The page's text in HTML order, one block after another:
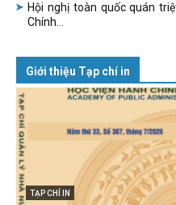
Hội nghị toàn quốc quán
Chính...
Giới thiệu Tạp chí in
TẠP CHÍ IN